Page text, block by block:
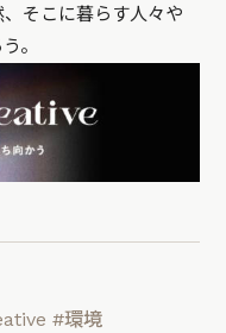
そこに暮らす人々や
。
#環境